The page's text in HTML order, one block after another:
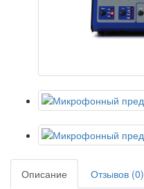
Описание Отзывов (0)